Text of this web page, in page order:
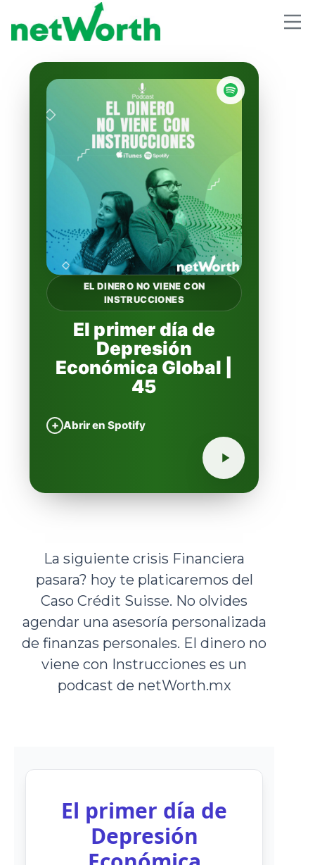
EL DINERO NO VIENE CON
INSTRUCCIONES
El primer día de
Depresión
Económica Global |
45
+ Abrir en Spotify
La siguiente crisis Financiera
pasara? hoy te platicaremos del
Caso Crédit Suisse. No olvides
agendar una asesoría personalizada
de finanzas personales. El dinero no
viene con Instrucciones es un
podcast de netWorth.mx
El primer día de
Depresión